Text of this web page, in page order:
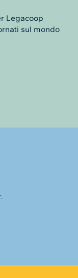
Legacoop
sul mondo